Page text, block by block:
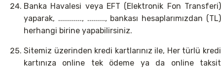
Banka Havalesi veya EFT (Elektronik Fon Transferi)
yaparak, ............, ........., bankası hesaplarımızdan (TL)
herhangi birine yapabilirsiniz.
Sitemiz üzerinden kredi kartlarınız ile, Her türlü kredi
kartınıza online tek ödeme ya da online taksit